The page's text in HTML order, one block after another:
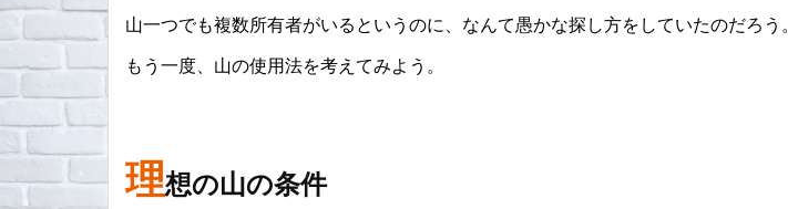
山一つでも複数所有者がいるというのに、なんて愚かな探し方をしていたのだろう。
もう一度、山の使用法を考えてみよう。
理想の山の条件